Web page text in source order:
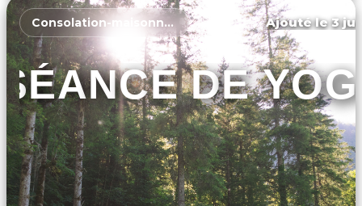
Consolation-maisonnettes Ajouté le 3
SÉANCE DE